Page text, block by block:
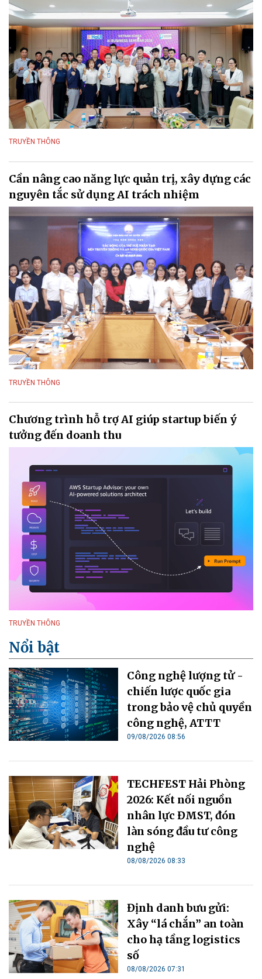
TRUYỀN THÔNG
Cần nâng cao năng lực quản trị, xây dựng các
nguyên tắc sử dụng AI trách nhiệm
TRUYỀN THÔNG
Chương trình hỗ trợ AI giúp startup biến ý
tưởng đến doanh thu
TRUYỀN THÔNG
Nổi bật
Công nghệ lượng tử -
chiến lược quốc gia
trong bảo vệ chủ quyền
công nghệ, ATTT
09/08/2026 08:56
TECHFEST Hải Phòng
2026: Kết nối nguồn
nhân lực ĐMST, đón
làn sóng đầu tư công
nghệ
08/08/2026 08:33
Định danh bưu gửi:
Xây “lá chắn” an toàn
cho hạ tầng logistics
số
08/08/2026 07:31